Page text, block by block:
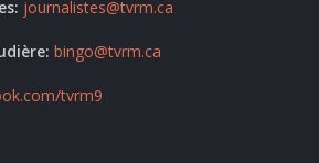
journalistes@tvrm.ca
bingo@tvrm.ca
tvrm9